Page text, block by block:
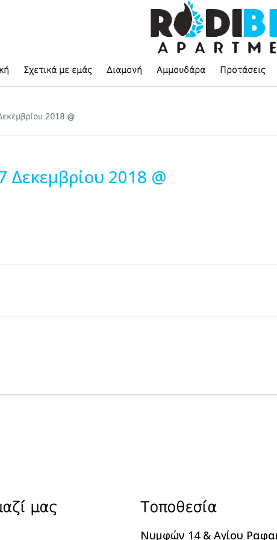
Σχετικά με εμάς Διαμονή Αμμουδάρα Προτάσεις
2018 @
Δεκεμβρίου 2018 @
μας Τοποθεσία
Νυμφών 14 & Αγίου